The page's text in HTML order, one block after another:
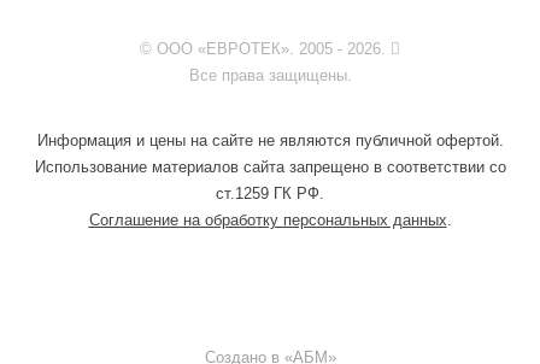
© ООО «ЕВРОТЕК». 2005 - 2026.
Все права защищены.
Информация и цены на сайте не являются публичной офертой.
Использование материалов сайта запрещено в соответствии со
ст.1259 ГК РФ.
Соглашение на обработку персональных данных
Создано в «АБМ»